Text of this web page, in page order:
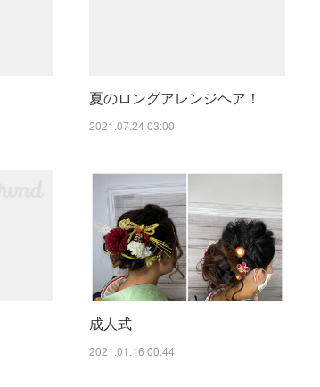
夏のロングアレンジヘア！
2021.07.24 03:00
成人式
2021.01.16 00:44